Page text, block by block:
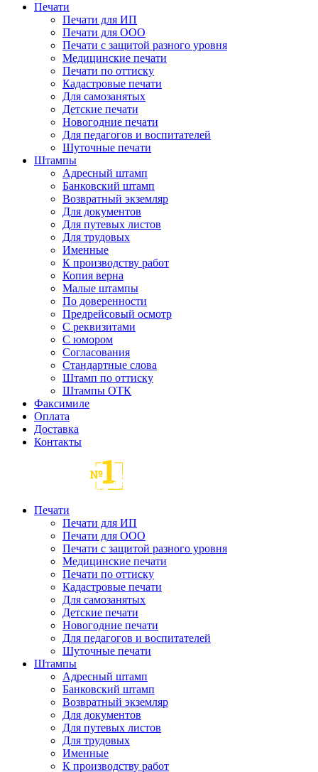
Печати
Печати для ИП
Печати для ООО
Печати с защитой разного уровня
Медицинские печати
Печати по оттиску
Кадастровые печати
Для самозанятых
Детские печати
Новогодние печати
Для педагогов и воспитателей
Шуточные печати
Штампы
Адресный штамп
Банковский штамп
Возвратный экземляр
Для документов
Для путевых листов
Для трудовых
Именные
К производству работ
Копия верна
Малые штампы
По доверенности
Предрейсовый осмотр
С реквизитами
С юмором
Согласования
Стандартные слова
Штамп по оттиску
Штампы ОТК
Факсимиле
Оплата
Доставка
Контакты
Печати
Печати для ИП
Печати для ООО
Печати с защитой разного уровня
Медицинские печати
Печати по оттиску
Кадастровые печати
Для самозанятых
Детские печати
Новогодние печати
Для педагогов и воспитателей
Шуточные печати
Штампы
Адресный штамп
Банковский штамп
Возвратный экземляр
Для документов
Для путевых листов
Для трудовых
Именные
К производству работ